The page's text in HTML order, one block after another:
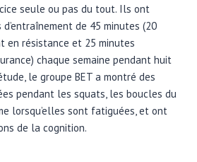
seule ou pas du tout. Ils ont
de 45 minutes (20
en résistance et 25 minutes
chaque semaine pendant huit
le groupe BET a montré des
pendant les squats, les boucles du
lorsqu’elles sont fatiguées, et ont
de la cognition.